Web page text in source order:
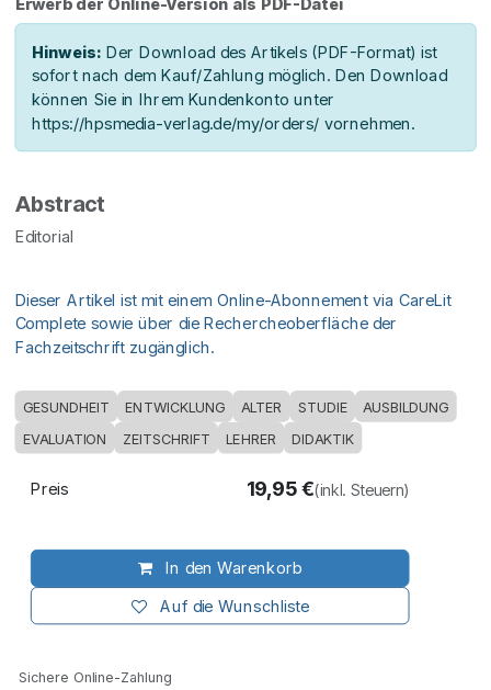
Hinweis: Der Download des Artikels (PDF-Format) ist
sofort nach dem Kauf/Zahlung möglich. Den Download
können Sie in Ihrem Kundenkonto unter
https://hpsmedia-verlag.de/my/orders/ vornehmen.
Abstract
Editorial
Dieser Artikel ist mit einem Online-Abonnement via CareLit
Complete sowie über die Rechercheoberfläche der
Fachzeitschrift zugänglich.
GESUNDHEIT ENTWICKLUNG ALTER STUDIE AUSBILDUNG
EVALUATION ZEITSCHRIFT LEHRER DIDAKTIK
In den Warenkorb
Auf die Wunschliste
Preis 19,95€(inkl. Steuern)
Sichere Online-Zahlung